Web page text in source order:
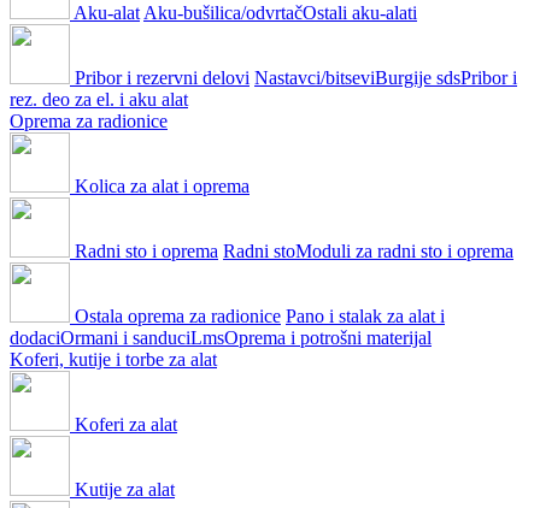
Aku-alat Aku-bušilica/odvrtačOstali aku-alati
Pribor i rezervni delovi Nastavci/bitseviBurgije sdsPribor i
rez. deo za el. i aku alat
Oprema za radionice
Kolica za alat i oprema
Radni sto i oprema Radni stoModuli za radni sto i oprema
Ostala oprema za radionice Pano i stalak za alat i
dodaciOrmani i sanduciLmsOprema i potrošni materijal
Koferi, kutije i torbe za alat
Koferi za alat
Kutije za alat